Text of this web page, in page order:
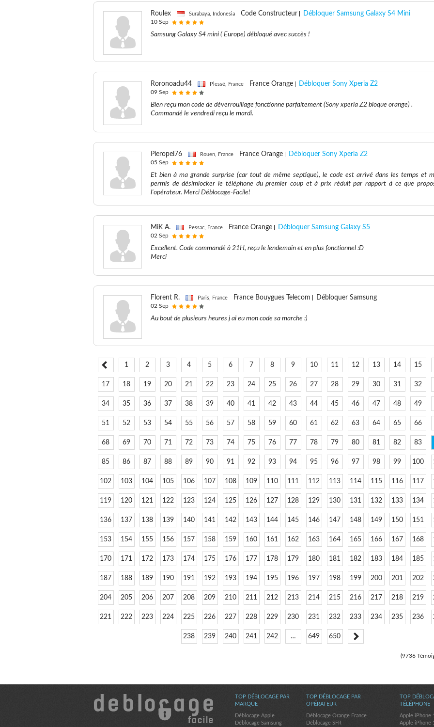
Roulex Surabaya, Indonesia Code Constructeur Débloquer Samsung Galaxy S4 Mini
10 Sep
Samsung Galaxy S4 mini ( Europe) débloqué avec succès !
Roronoadu44 Plessé, France France Orange Débloquer Sony Xperia Z2
09 Sep
Bien reçu mon code de déverrouillage fonctionne parfaitement (Sony xperia Z2 bloque orange) .
Commandé le vendredi reçu le mardi.
Pieropel76 Rouen, France France Orange Débloquer Sony Xperia Z2
05 Sep
Et bien à ma grande surprise (car tout de même septique), le code est arrivé dans les temps et
permis de désimlocker le téléphone du premier coup et à prix réduit par rapport à ce que
l'opérateur. Merci Déblocage-Facile!
MiK A. Pessac, France France Orange Débloquer Samsung Galaxy S5
02 Sep
Excellent. Code commandé à 21H, reçu le lendemain et en plus fonctionnel :D
Merci
Florent R. Paris, France France Bouygues Telecom Débloquer Samsung
02 Sep
Au bout de plusieurs heures j ai eu mon code sa marche :)
1 2 3 4 5 6 7 8 9 10 11 12 13 14 15
17 18 19 20 21 22 23 24 25 26 27 28 29 30 31 32
34 35 36 37 38 39 40 41 42 43 44 45 46 47 48 49
51 52 53 54 55 56 57 58 59 60 61 62 63 64 65 66
68 69 70 71 72 73 74 75 76 77 78 79 80 81 82 83
85 86 87 88 89 90 91 92 93 94 95 96 97 98 99 100
102 103 104 105 106 107 108 109 110 111 112 113 114 115 116 117
119 120 121 122 123 124 125 126 127 128 129 130 131 132 133 134
136 137 138 139 140 141 142 143 144 145 146 147 148 149 150 151
153 154 155 156 157 158 159 160 161 162 163 164 165 166 167 168
170 171 172 173 174 175 176 177 178 179 180 181 182 183 184 185
187 188 189 190 191 192 193 194 195 196 197 198 199 200 201 202
204 205 206 207 208 209 210 211 212 213 214 215 216 217 218 219
221 222 223 224 225 226 227 228 229 230 231 232 233 234 235 236
238 239 240 241 242 … 649 650
(9736
TOP DÉBLOCAGE PAR
MARQUE
Déblocage Apple
Déblocage Samsung
TOP DÉBLOCAGE PAR
OPÉRATEUR
Déblocage Orange France
Déblocage SFR
TOP
TÉLÉPHONE
Apple iPhone
Apple iPhone